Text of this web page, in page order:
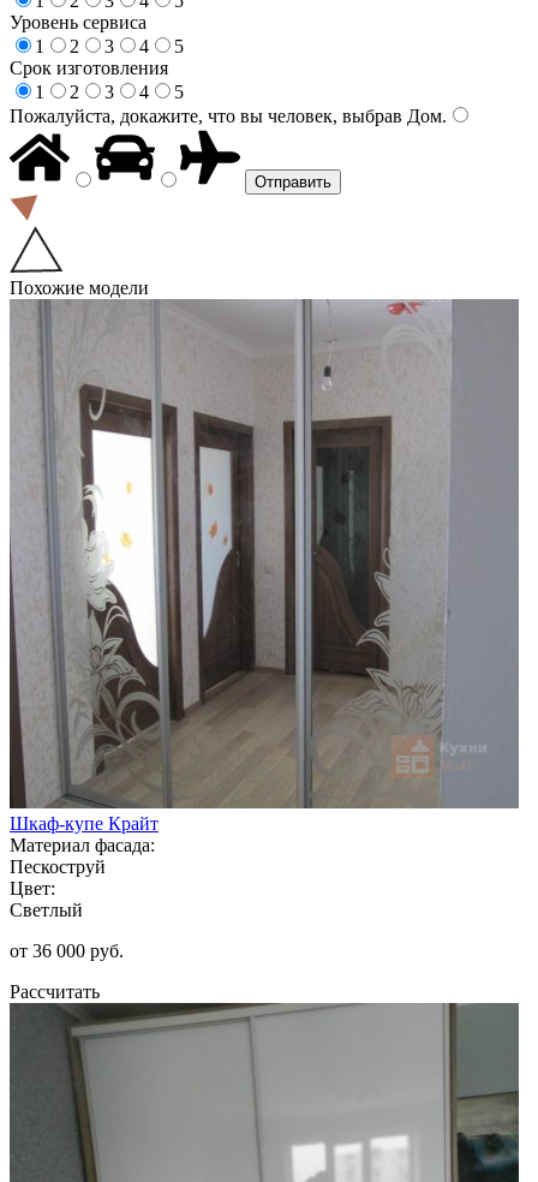
Уровень сервиса
1
2 3 4
5
Срок изготовления
1
2 3 4
5
Пожалуйста, докажите, что вы человек, выбрав Дом.
Похожие модели
Шкаф-купе Крайт
Материал фасада:
Пескоструй
Цвет:
Светлый
от 36 000 руб.
Рассчитать